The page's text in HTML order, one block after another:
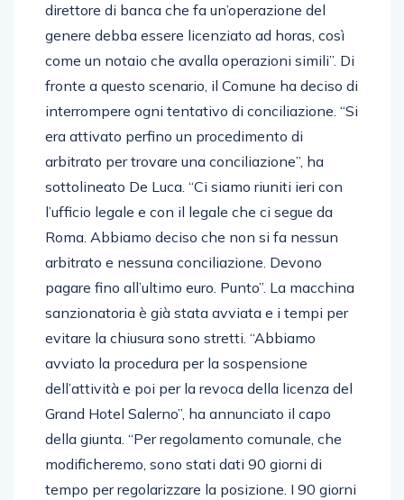
direttore di banca che fa un’operazione del
genere debba essere licenziato ad horas, così
come un notaio che avalla operazioni simili”. Di
fronte a questo scenario, il Comune ha deciso di
interrompere ogni tentativo di conciliazione. “Si
era attivato perfino un procedimento di
arbitrato per trovare una conciliazione”, ha
sottolineato De Luca. “Ci siamo riuniti ieri con
l’ufficio legale e con il legale che ci segue da
Roma. Abbiamo deciso che non si fa nessun
arbitrato e nessuna conciliazione. Devono
pagare fino all’ultimo euro. Punto”. La macchina
sanzionatoria è già stata avviata e i tempi per
evitare la chiusura sono stretti. “Abbiamo
avviato la procedura per la sospensione
dell’attività e poi per la revoca della licenza del
Grand Hotel Salerno”, ha annunciato il capo
della giunta. “Per regolamento comunale, che
modificheremo, sono stati dati 90 giorni di
tempo per regolarizzare la posizione. I 90 giorni